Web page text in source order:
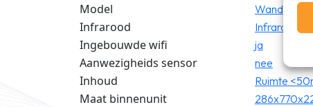
Model Wandmodel
Infrarood Infrarood
Ingebouwde wifi ja
Aanwezigheids sensor nee
Inhoud Ruimte
Maat binnenunit